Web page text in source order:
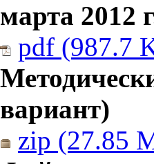
марта 2012
pdf (987.7
вариант)
zip (27.85